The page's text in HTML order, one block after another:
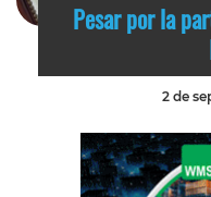
Pesar por la
2 de